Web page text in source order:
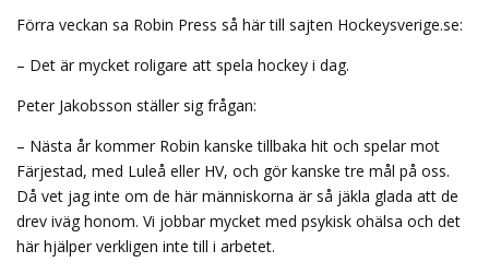
Förra veckan sa Robin Press så här till sajten Hockeysverige.se:
– Det är mycket roligare att spela hockey i dag.
Peter Jakobsson ställer sig frågan:
– Nästa år kommer Robin kanske tillbaka hit och spelar mot
Färjestad, med Luleå eller HV, och gör kanske tre mål på oss.
Då vet jag inte om de här människorna är så jäkla glada att de
drev iväg honom. Vi jobbar mycket med psykisk ohälsa och det
här hjälper verkligen inte till i arbetet.